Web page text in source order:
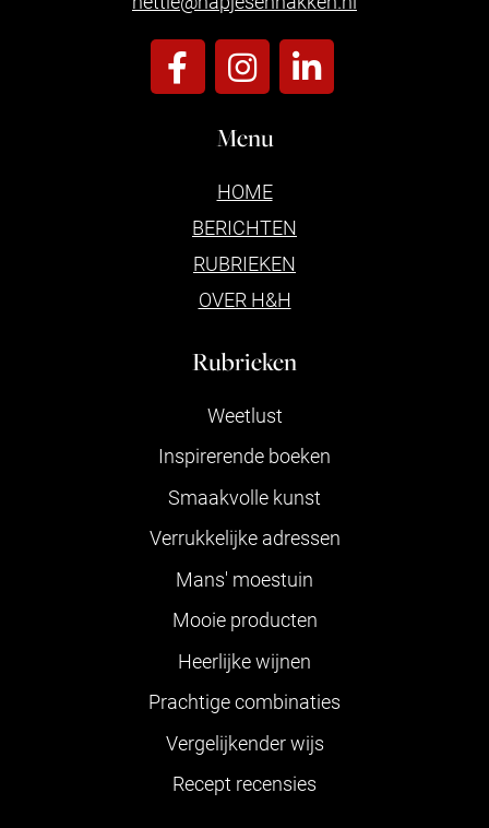
Menu
HOME
BERICHTEN
RUBRIEKEN
OVER H&H
Rubrieken
Weetlust
Inspirerende boeken
Smaakvolle kunst
Verrukkelijke adressen
Mans' moestuin
Mooie producten
Heerlijke wijnen
Prachtige combinaties
Vergelijkender wijs
Recept recensies